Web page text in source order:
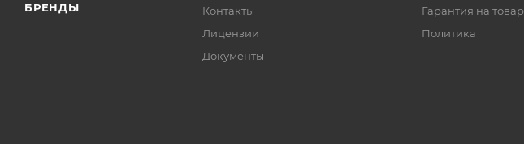
БРЕНДЫ
Контакты
Лицензии
Документы
Гарантия на товар
Политика